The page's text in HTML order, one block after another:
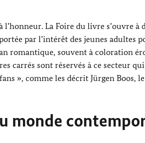
La Foire du livre s’ouvre à
par l’intérêt des jeunes adultes
romantique, souvent à coloration
carrés sont réservés à ce secteur
», comme les décrit Jürgen Boos,
monde